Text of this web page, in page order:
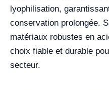
lyophilisation,
conservation prolongée.
matériaux robustes en
choix fiable et durable
secteur.